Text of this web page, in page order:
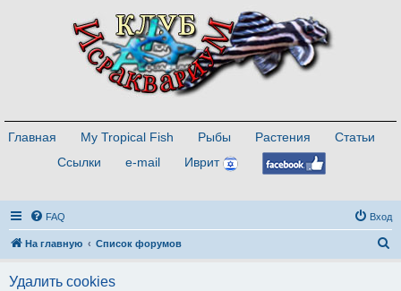
Главная My Tropical Fish Рыбы Растения
Статьи
Ссылки
e-mail Иврит
FAQ Вход
На главную Список форумов
Удалить cookies